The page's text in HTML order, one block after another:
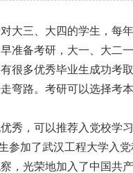
大三、大四的学生，每
准备考研，大一、大二
很多优秀毕业生成功考
弯路。考研可以选择考
秀，可以推荐入党校学
参加了武汉工程大学入
，光荣地加入了中国共